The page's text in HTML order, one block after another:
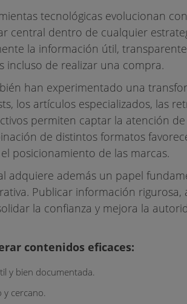
tecnológicas evolucionan
central dentro de cualquier
la información útil,
incluso de realizar una compra.
han experimentado una
los artículos especializados, las
permiten captar la atención
de distintos formatos
posicionamiento de las marcas.
adquiere además un papel
Publicar información rigurosa,
la confianza y mejora la
contenidos eficaces:
y bien documentada.
y cercano.